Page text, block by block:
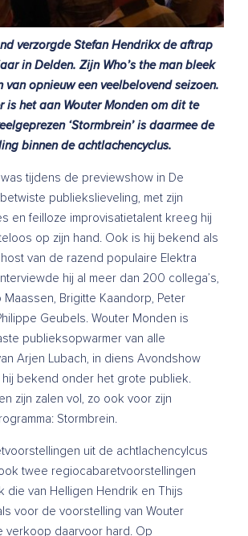
verzorgde Stefan Hendrikx de aftrap
in Delden. Zijn Who’s the man bleek
van opnieuw een veelbelovend seizoen.
is het aan Wouter Monden om dit te
‘Stormbrein’ is daarmee de
binnen de achtlachencyclus.
tijdens de previewshow in De
publiekslieveling, met zijn
en feilloze improvisatietalent kreeg hij
op zijn hand. Ook is hij bekend als
van de razend populaire Elektra
hij al meer dan 200 collega’s,
Brigitte Kaandorp, Peter
Geubels. Wouter Monden is
publieksopwarmer van alle
Arjen Lubach, in diens Avondshow
bekend onder het grote publiek.
zijn zalen vol, zo ook voor zijn
Stormbrein.
uit de achtlachencylcus
twee regiocabaretvoorstellingen
die van Helligen Hendrik en Thijs
voor de voorstelling van Wouter
verkoop daarvoor hard. Op